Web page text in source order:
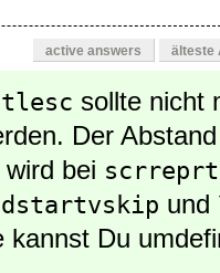
active answers älteste
sollte nicht
Der
bei scrreprt
und
kannst Du